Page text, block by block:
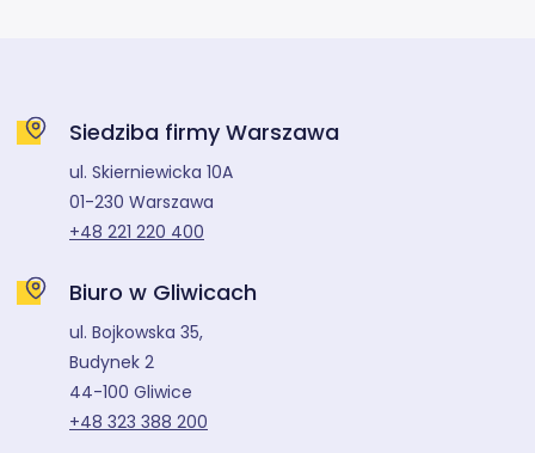
Siedziba firmy Warszawa
ul. Skierniewicka 10A
01-230 Warszawa
+48 221 220 400
Biuro w Gliwicach
ul. Bojkowska 35,
Budynek 2
44-100 Gliwice
+48 323 388 200